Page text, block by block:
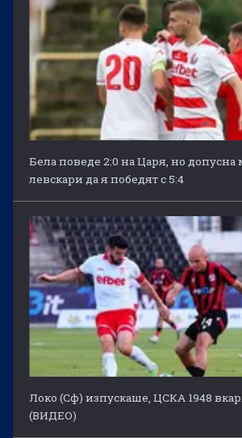
Бела поведе 2:0 на Царя, но допусна
левскари да я победят с 5:4
Локо (Сф) изпускаше, ЦСКА 1948
(ВИДЕО)